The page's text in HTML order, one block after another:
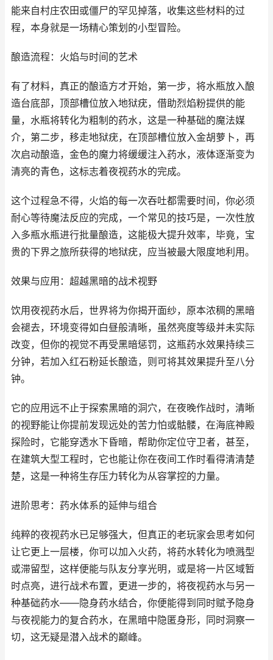
能来自村庄农田或僵尸的罕见掉落，收集这些材料的过
程，本身就是一场精心策划的小型冒险。
酿造流程：火焰与时间的艺术
有了材料，真正的酿造方才开始，第一步，将水瓶放入酿
造台底部，顶部槽位放入地狱疣，借助烈焰粉提供的能
量，水瓶将转化为粗制的药水，这是一种基础的魔法媒
介，第二步，移走地狱疣，在顶部槽位放入金胡萝卜，再
次启动酿造，金色的魔力将缓缓注入药水，液体逐渐变为
清亮的青色，这标志着夜视药水的完成。
这个过程急不得，火焰的每一次吞吐都需要时间，你必须
耐心等待魔法反应的完成，一个常见的技巧是，一次性放
入多瓶水瓶进行批量酿造，这能极大提升效率，毕竟，宝
贵的下界之旅所获得的地狱疣，应当被最大限度地利用。
效果与应用：超越黑暗的战术视野
饮用夜视药水后，世界将为你揭开面纱，原本浓稠的黑暗
会褪去，环境变得如白昼般清晰，虽然亮度等级并未实际
改变，但你的视觉不再受黑暗惩罚，这瓶药水效果持续三
分钟，若加入红石粉延长酿造，则可将其效果提升至八分
钟。
它的应用远不止于探索黑暗的洞穴，在夜晚作战时，清晰
的视野能让你提前发现远处的苦力怕或骷髅，在海底神殿
探险时，它能穿透水下昏暗，帮助你定位守卫者，甚至，
在建筑大型工程时，它也能让你在夜间工作时看得清清楚
楚，这是一种将生存压力转化为从容掌控的力量。
进阶思考：药水体系的延伸与组合
纯粹的夜视药水已足够强大，但真正的老玩家会思考如何
让它更上一层楼，你可以加入火药，将药水转化为喷溅型
或滞留型，这样便能与队友分享光明，或是将一片区域暂
时点亮，进行战术布置，更进一步的，将夜视药水与另一
种基础药水——隐身药水结合，你便能得到同时赋予隐身
与夜视能力的复合药水，在黑暗中隐匿身形，同时洞察一
切，这无疑是潜入战术的巅峰。